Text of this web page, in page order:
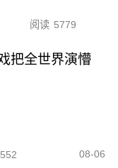
阅读 5779
把全世界演懵
08-06